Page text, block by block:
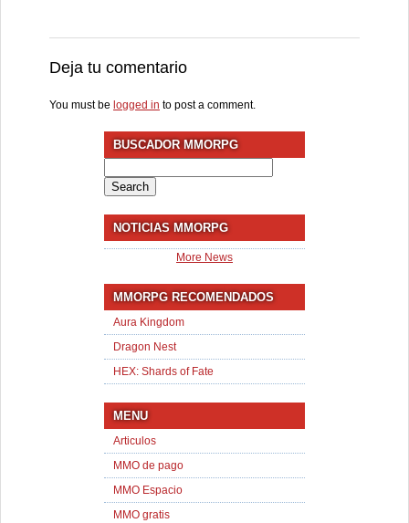
Deja tu comentario
You must be logged in to post a comment.
BUSCADOR MMORPG
for:
NOTICIAS MMORPG
More News
MMORPG RECOMENDADOS
Aura Kingdom
Dragon Nest
HEX: Shards of Fate
MENU
Articulos
MMO de pago
MMO Espacio
MMO gratis